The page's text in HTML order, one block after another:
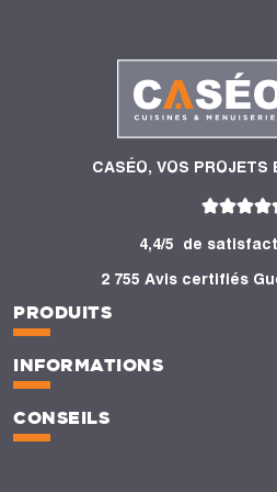
CASÉO, VOS PROJETS
4,4/5
de
2 755 Avis certifiés
PRODUITS
INFORMATIONS
CONSEILS